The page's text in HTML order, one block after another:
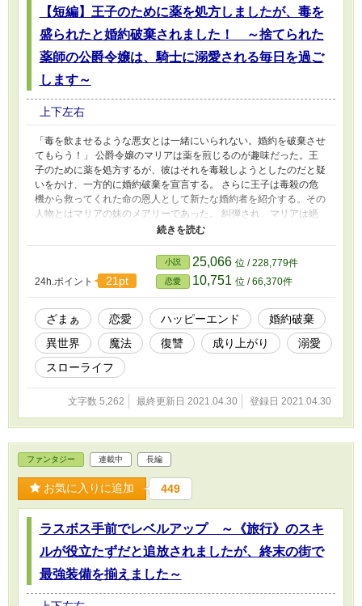
【短編】王子のために薬を処方しましたが、毒を
盛られたと婚約破棄されました！ ～捨てられた
薬師の公爵令嬢は、騎士に溺愛される毎日を過ご
します～
上下左右
「毒を飲ませるような悪女とは一緒にいられない。婚約を破棄させ
てもらう！」 公爵令嬢のマリアは薬を煎じるのが趣味だった。王
子のために薬を処方するが、彼はそれを毒殺しようとしたのだと疑
いをかけ、一方的に婚約破棄を宣言する。 さらに王子は毒殺の危
機から救ってくれた命の恩人として新たな婚約者を紹介する。その
人物とはマリアの妹のメアリーであった。 糾弾され、マリアは絶
望に泣き崩れる。そんな彼女を救うべく王国騎士団の団長が立ち上
してみろ」と挑発される。 団長は王子からの挑発を受け入れ、マ
リアとの婚約を宣言する。彼は長らくマリアに片思いしており、そ
の提案は渡りに船だったのだ。 それから半年の時が過ぎ、王子は
マリアから処方されていた薬の提供が止まったことが原因で、能力
が低下し、容姿も豚のように醜くなってしまう。メアリーからも捨
てられ、婚約破棄したことを後悔するのだった。 一方、マリアは
団長に溺愛される毎日を過ごす。この物語は誠実に生きてきた薬師
の公爵令嬢が価値を認められ、ハッピーエンドを迎えるまでのお話
である。
24h.ポイント 21pt
小説 25,066 位 / 228,779件
恋愛 10,751 位 / 66,370件
ざまぁ 恋愛 ハッピーエンド
婚約破棄
異世界
魔法 復讐 成り上がり
溺愛
スローライフ
文字数 5,262 最終更新日 2021.04.30 登録日 2021.04.30
ファンタジー 連載中 長編
お気に入りに追加 449
ラスボス手前でレベルアップ ～《旅行》のスキ
ルが役立たずだと追放されましたが、終末の街で
最強装備を揃えました～